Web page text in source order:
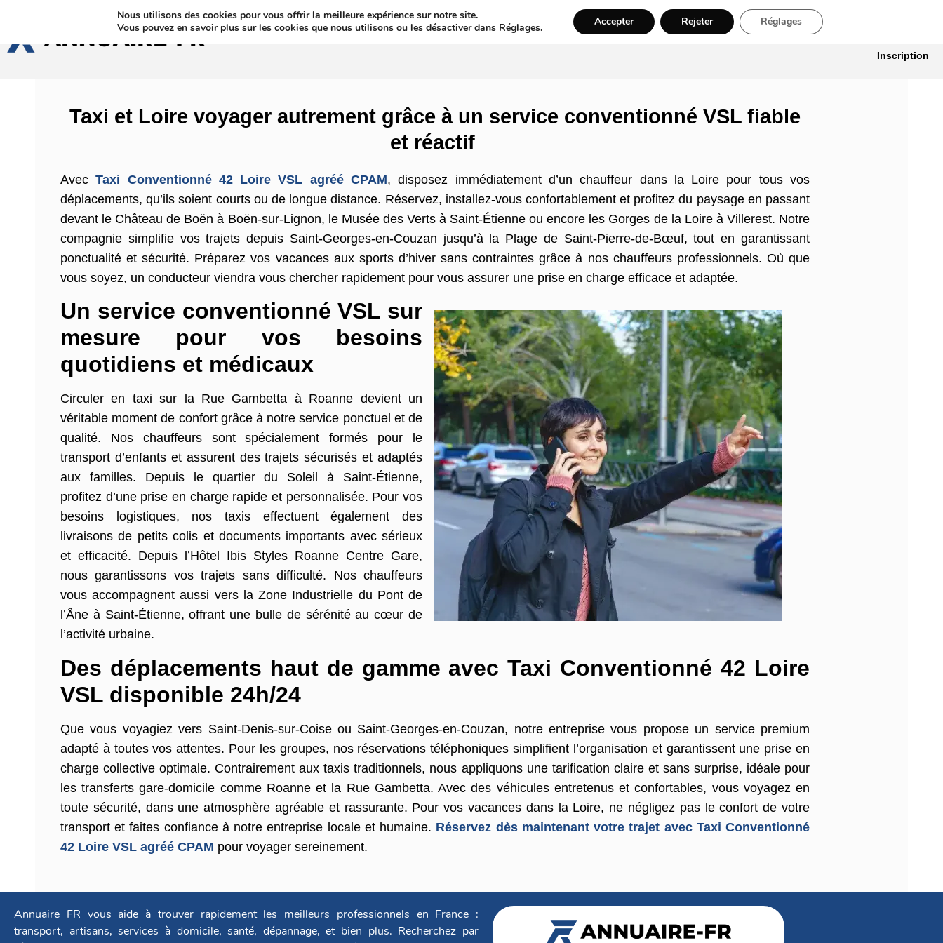
Annuaires & Blogs Web Taxi VTC Ambulance Locations De Voitures Bâtiment, Artisans & Électriciens
Inscription
Taxi et Loire voyager autrement grâce à un service conventionné VSL fiable
et réactif
AvecTaxi Conventionné 42 Loire VSL agréé CPAM, disposez immédiatement d’un chauffeur dans la Loire pour tous vos
déplacements, qu’ils soient courts ou de longue distance. Réservez, installez-vous confortablement et profitez du paysage en passant
devant le Château de Boën à Boën-sur-Lignon, le Musée des Verts à Saint-Étienne ou encore les Gorges de la Loire à Villerest. Notre
compagnie simplifie vos trajets depuis Saint-Georges-en-Couzan jusqu’à la Plage de Saint-Pierre-de-Bœuf, tout en garantissant
ponctualité et sécurité. Préparez vos vacances aux sports d’hiver sans contraintes grâce à nos chauffeurs professionnels. Où que
vous soyez, un conducteur viendra vous chercher rapidement pour vous assurer une prise en charge efficace et adaptée.
Un service conventionné VSL sur
mesure pour vos besoins
quotidiens et médicaux
Circuler en taxi sur la Rue Gambetta à Roanne devient un
véritable moment de confort grâce à notre service ponctuel et de
qualité. Nos chauffeurs sont spécialement formés pour le
transport d’enfants et assurent des trajets sécurisés et adaptés
aux familles. Depuis le quartier du Soleil à Saint-Étienne,
profitez d’une prise en charge rapide et personnalisée. Pour vos
besoins logistiques, nos taxis effectuent également des
livraisons de petits colis et documents importants avec sérieux
et efficacité. Depuis l’Hôtel Ibis Styles Roanne Centre Gare,
nous garantissons vos trajets sans difficulté. Nos chauffeurs
vous accompagnent aussi vers la Zone Industrielle du Pont de
l’Âne à Saint-Étienne, offrant une bulle de sérénité au cœur de
l’activité urbaine.
Des déplacements haut de gamme avec Taxi Conventionné 42 Loire
VSL disponible 24h/24
Que vous voyagiez vers Saint-Denis-sur-Coise ou Saint-Georges-en-Couzan, notre entreprise vous propose un service premium
adapté à toutes vos attentes. Pour les groupes, nos réservations téléphoniques simplifient l’organisation et garantissent une prise en
charge collective optimale. Contrairement aux taxis traditionnels, nous appliquons une tarification claire et sans surprise, idéale pour
les transferts gare-domicile comme Roanne et la Rue Gambetta. Avec des véhicules entretenus et confortables, vous voyagez en
toute sécurité, dans une atmosphère agréable et rassurante. Pour vos vacances dans la Loire, ne négligez pas le confort de votre
transport et faites confiance à notre entreprise locale et humaine. Réservez dès maintenant votre trajet avec Taxi Conventionné
42 Loire VSL agréé CPAM pour voyager sereinement.
Annuaire FR vous aide à trouver rapidement les meilleurs professionnels en France :
transport, artisans, services à domicile, santé, dépannage, et bien plus. Recherchez par
Nous utilisons des cookies pour vous offrir la meilleure expérience sur notre site.
Vous pouvez en savoir plus sur les cookies que nous utilisons ou les désactiver dans Réglages. Accepter Rejeter Réglages